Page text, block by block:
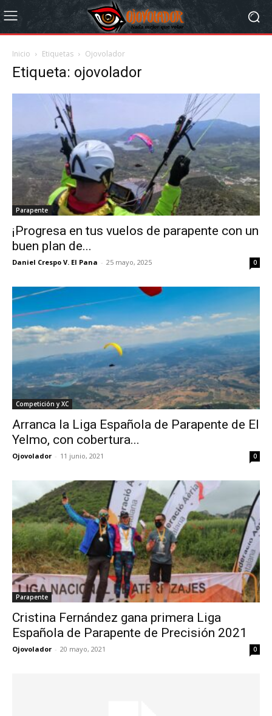
Inicio Etiquetas Ojovolador
Etiqueta: ojovolador
Parapente
¡Progresa en tus vuelos de parapente con un
buen plan de...
Daniel Crespo V. El Pana - 25 mayo, 2025 0
Competición y XC
Arranca la Liga Española de Parapente de El
Yelmo, con cobertura...
Ojovolador - 11 junio, 2021 0
Parapente
Cristina Fernández gana primera Liga
Española de Parapente de Precisión 2021
Ojovolador - 20 mayo, 2021 0